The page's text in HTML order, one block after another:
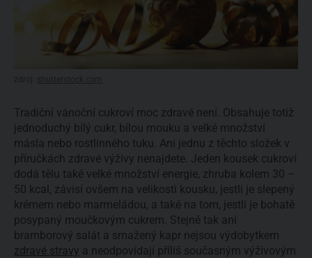
Tradiční vánoční cukroví moc zdravé není. Obsahuje totiž
jednoduchý bílý cukr, bílou mouku a velké množství
másla nebo rostlinného tuku. Ani jednu z těchto složek v
příručkách zdravé výživy nenajdete. Jeden kousek cukroví
dodá tělu také velké množství energie, zhruba kolem 30 –
50 kcal, závisí ovšem na velikosti kousku, jestli je slepený
krémem nebo marmeládou, a také na tom, jestli je bohatě
posypaný moučkovým cukrem. Stejně tak ani
bramborový salát a smažený kapr nejsou výdobytkem
zdravé stravy a neodpovídají příliš současným výživovým